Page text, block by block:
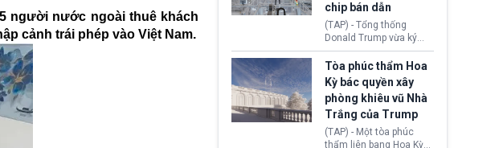
người nước ngoài thuê khách
cảnh trái phép vào Việt Nam.
chip bán dẫn
(TAP) - Tổng thống
Donald Trump vừa ký
sắc lệnh áp thuế bổ
sung 15% cùng cơ chế
giá sàn nhập khẩu
nghiêm ngặt đối với
polysilicon và các sản
phẩm hạ nguồn. Quyết
định này nhằm khôi
phục chuỗi cung ứng
Tòa phúc thẩm Hoa
Kỳ bác quyền xây
phòng khiêu vũ Nhà
Trắng của Trump
(TAP) - Một tòa phúc
thẩm liên bang Hoa Kỳ